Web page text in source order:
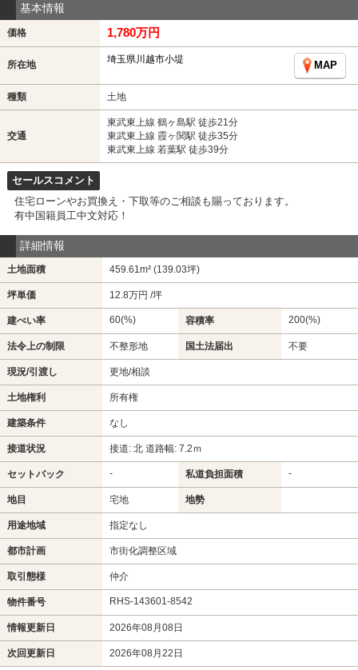
基本情報
価格 1,780万円
所在地 埼玉県川越市小堤
MAP
種類 土地
交通
東武東上線 鶴ヶ島駅 徒歩21分
東武東上線 霞ヶ関駅 徒歩35分
東武東上線 若葉駅 徒歩39分
セールスコメント
住宅ローンやお買換え・下取等のご相談も賜っております。
有中国籍員工中文対応！
詳細情報
土地面積 459.61m² (139.03坪)
坪単価 12.8万円 /坪
建ぺい率 60(%) 容積率 200(%)
法令上の制限 不整形地 国土法届出 不要
現況/引渡し 更地/相談
土地権利 所有権
建築条件 なし
接道状況 接道: 北 道路幅: 7.2ｍ
セットバック - 私道負担面積 -
地目 宅地 地勢
用途地域 指定なし
都市計画 市街化調整区域
取引態様 仲介
物件番号 RHS-143601-8542
情報更新日 2026年08月08日
次回更新日 2026年08月22日